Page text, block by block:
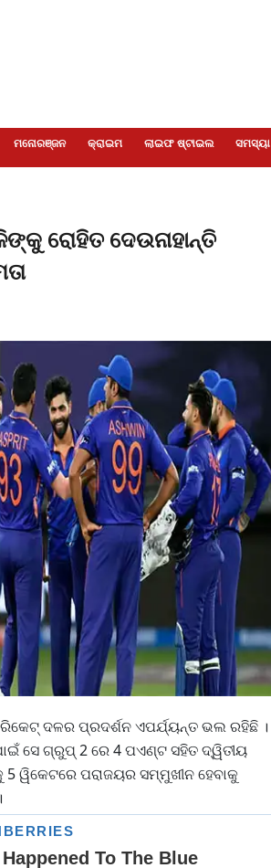
ମନୋରଞ୍ଜନ କ୍ରାଇମ ଲାଇଫ ଷ୍ଟାଇଲ ସମସ୍ୟା
ରୋହିତ ଦେଉନାହାନ୍ତି
ଦଳର ପ୍ରଦର୍ଶନ ଏପର୍ଯ୍ୟନ୍ତ ଭଲ ରହିଛି ।
ସେ ଗ୍ରୁପ୍ 2 ରେ 4 ପଏଣ୍ଟ ସହିତ ଦ୍ୱିତୀୟ
ୱିକେଟରେ ପରାଜୟର ସମ୍ମୁଖୀନ ହେବାକୁ